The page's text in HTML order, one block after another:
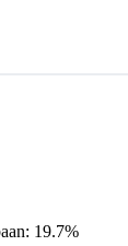
19.7%